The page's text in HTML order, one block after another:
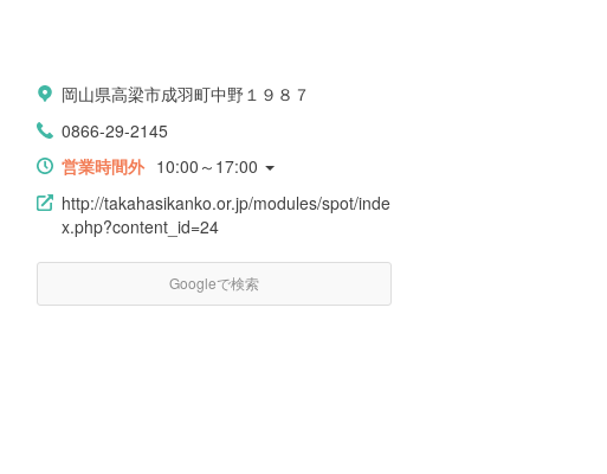
岡山県高梁市成羽町中野１９８７
0866-29-2145
営業時間外 10:00～17:00
http://takahasikanko.or.jp/modules/spot/inde
x.php?content_id=24
Googleで検索